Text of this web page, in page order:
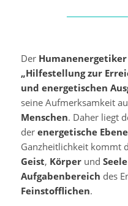
Der Humanenergetiker
„Hilfestellung zur
und energetischen
seine Aufmerksamkeit
Menschen. Daher liegt
der energetische
Ganzheitlichkeit kommt
Geist, Körperund Seele
Aufgabenbereich des
Feinstofflichen.